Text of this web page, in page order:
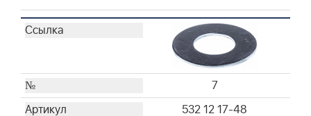
7
532 12 17-48